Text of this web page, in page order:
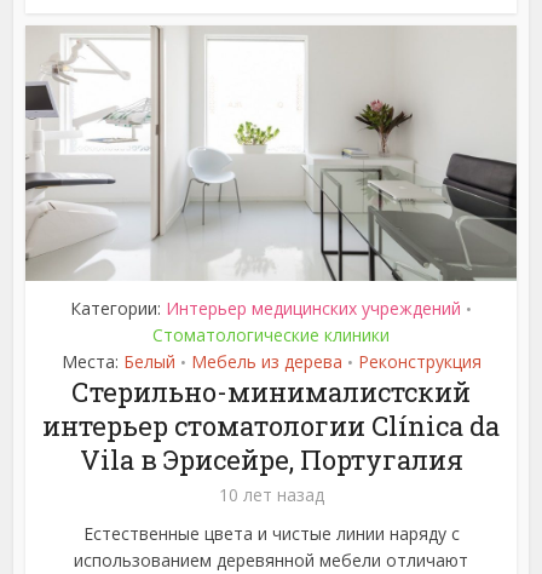
Категории: Интерьер медицинских учреждений •
Стоматологические клиники
Места: Белый • Мебель из дерева • Реконструкция
Стерильно-минималистский
интерьер стоматологии Clínica da
Vila в Эрисейре, Португалия
10 лет назад
Естественные цвета и чистые линии наряду с
использованием деревянной мебели отличают